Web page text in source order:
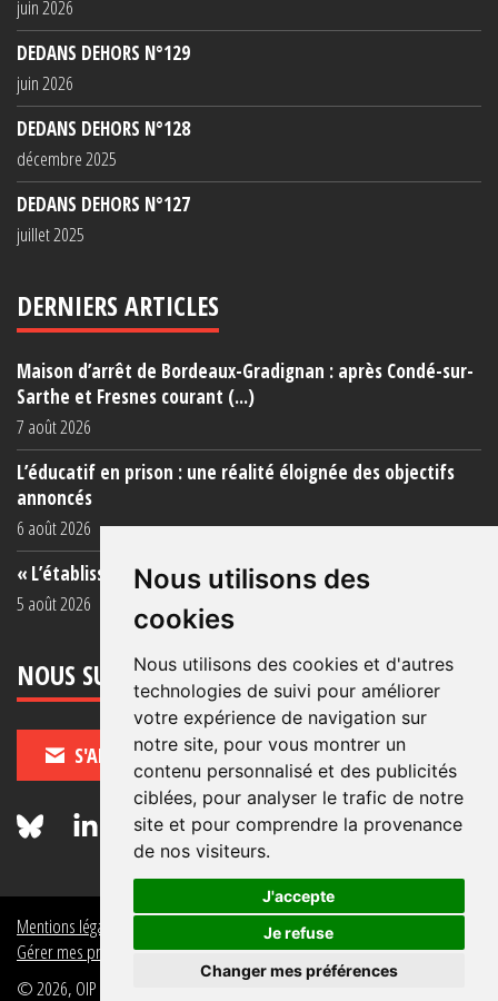
Nous utilisons des
cookies
Nous utilisons des cookies et d'autres
technologies de suivi pour améliorer
votre expérience de navigation sur
notre site, pour vous montrer un
contenu personnalisé et des publicités
ciblées, pour analyser le trafic de notre
site et pour comprendre la provenance
de nos visiteurs.
J'accepte
Je refuse
Changer mes préférences
juin 2026
DEDANS DEHORS N°129
juin 2026
DEDANS DEHORS N°128
décembre 2025
DEDANS DEHORS N°127
juillet 2025
DERNIERS ARTICLES
Maison d’arrêt de Bordeaux-Gradignan : après Condé-sur-
Sarthe et Fresnes courant (...)
7 août 2026
L’éducatif en prison : une réalité éloignée des objectifs
annoncés
6 août 2026
« L’établissement est une porcherie totale »
5 août 2026
NOUS SUIVRE
S'ABONNER
Mentions légales
Politique de données personnelles
Gérer mes préférences de données personnelles
© 2026, OIP Section FR